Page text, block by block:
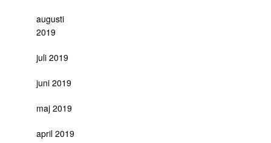
augusti
2019
juli 2019
juni 2019
maj 2019
april 2019